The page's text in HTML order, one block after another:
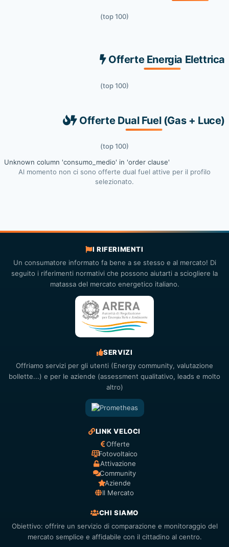
(top 100)
Offerte Energia Elettrica
(top 100)
Offerte Dual Fuel (Gas + Luce)
(top 100)
Unknown column 'consumo_medio' in 'order clause'
Al momento non ci sono offerte dual fuel attive per il profilo
selezionato.
I RIFERIMENTI
Un consumatore informato fa bene a se stesso e al mercato! Di
seguito i riferimenti normativi che possono aiutarti a sciogliere la
matassa del mercato energetico italiano.
SERVIZI
Offriamo servizi per gli utenti (Energy community, valutazione
bollette...) e per le aziende (assessment qualitativo, leads e molto
altro)
LINK VELOCI
Offerte
Fotovoltaico
Attivazione
Community
Aziende
Il Mercato
CHI SIAMO
Obiettivo: offrire un servizio di comparazione e monitoraggio del
mercato semplice e affidabile con il cittadino al centro.